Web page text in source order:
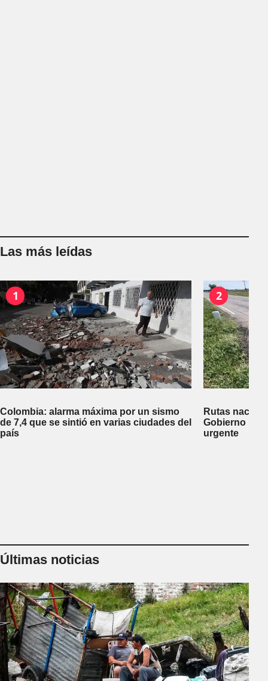
Las más leídas
1
Colombia: alarma máxima por un sismo
de 7,4 que se sintió en varias ciudades del
país
2
Rutas
Gobierno
urgente
Últimas noticias